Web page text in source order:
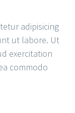
adipisicing
ut labore. Ut
exercitation
commodo